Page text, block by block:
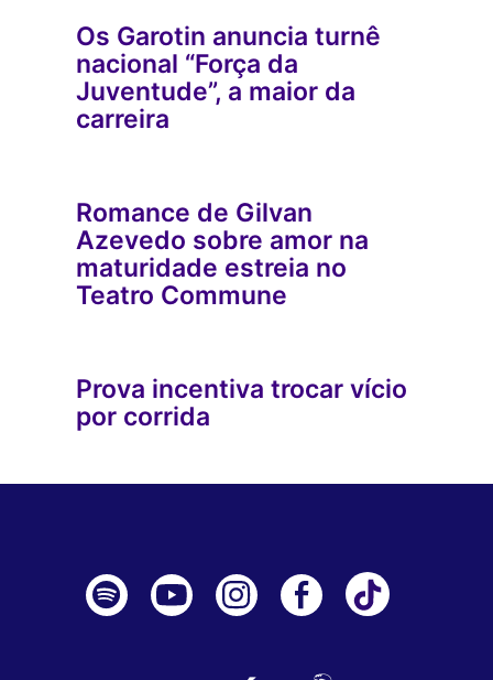
Os Garotin anuncia turnê
nacional “Força da
Juventude”, a maior da
carreira
Romance de Gilvan
Azevedo sobre amor na
maturidade estreia no
Teatro Commune
Prova incentiva trocar vício
por corrida